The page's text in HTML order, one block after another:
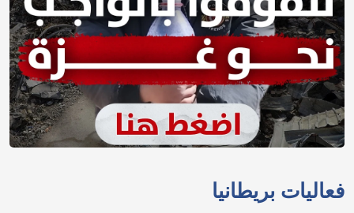
فعاليات بريطانيا